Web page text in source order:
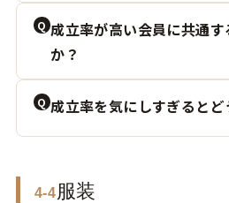
Q 成立率が高い会員に共通
か？
Q 成立率を気にしすぎるとど
4-4服装